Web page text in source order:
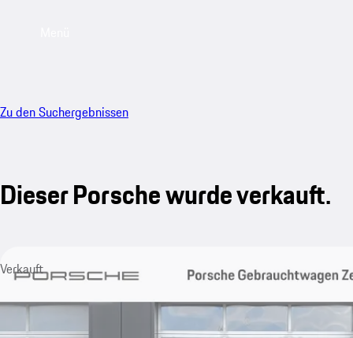
Zu den Suchergebnissen
Dieser Porsche wurde verkauft.
Verkauft